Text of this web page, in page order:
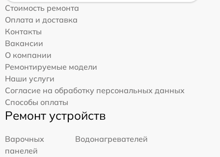
Стоимость ремонта
Оплата и доставка
Контакты
Вакансии
О компании
Ремонтируемые модели
Наши услуги
Согласие на обработку персональных данных
Способы оплаты
Ремонт устройств
Варочных
панелей
Водонагревателей